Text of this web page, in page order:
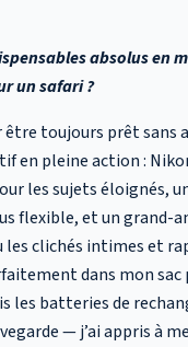
absolus en
un safari ?
être toujours prêt sans
en pleine action :
les sujets éloignés,
flexible, et un grand-
les clichés intimes et
dans mon sac
les batteries de
— j’ai appris à